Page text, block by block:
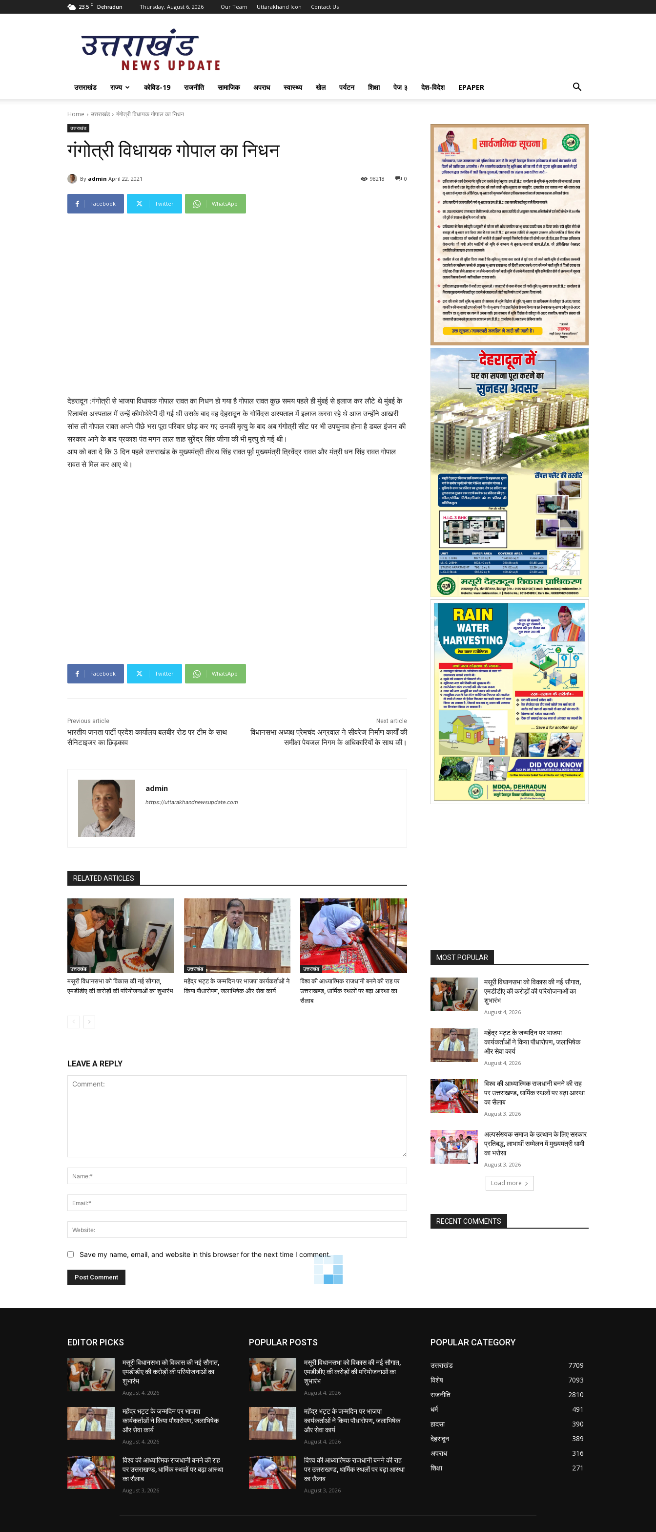
23.5 C Dehradun Thursday, August 6, 2026 Our Team Uttarakhand Icon Contact Us
Uttarakhand
News
Update
उत्तराखंड राज्य कोविड-19 राजनीति सामाजिक अपराध स्वास्थ्य खेल पर्यटन शिक्षा पेज ३ देश-विदेश EPAPER
Home उत्तराखंड गंगोत्री विधायक गोपाल का निधन
उत्तराखंड
गंगोत्री विधायक गोपाल का निधन
By admin April 22, 2021 0
98218
Facebook Twitter WhatsApp
देहरादून :गंगोत्री से भाजपा विधायक गोपाल रावत का निधन हो गया है गोपाल रावत कुछ समय पहले ही मुंबई से इलाज कर लौटे थे मुंबई के
रिलायंस अस्पताल में उन्हें कीमोथेरेपी दी गई थी उसके बाद वह देहरादून के गोविंदस अस्पताल में इलाज करवा रहे थे आज उन्होंने आखरी
सांस ली गोपाल रावत अपने पीछे भरा पूरा परिवार छोड़ कर गए उनकी मृत्यु के बाद अब गंगोत्री सीट पर भी उपचुनाव होना है डबल इंजन की
सरकार आने के बाद प्रकाश पंत मगन लाल शाह सुरेंद्र सिंह जीना की भी मृत्यु हो गई थी।
आप को बता दे कि 3 दिन पहले उत्तराखंड के मुख्यमंत्री तीरथ सिंह रावत पूर्व मुख्यमंत्री त्रिवेंद्र रावत और मंत्री धन सिंह रावत गोपाल
रावत से मिल कर आए थे।
Facebook Twitter WhatsApp
Previous article
भारतीय जनता पार्टी प्रदेश कार्यालय बलबीर रोड पर टीम के साथ
सैनिटाइजर का छिड़काव
Next article
विधानसभा अध्यक्ष प्रेमचंद अग्रवाल ने सीवरेज निर्माण कार्यों की
समीक्षा पेयजल निगम के अधिकारियों के साथ की।
admin
https://uttarakhandnewsupdate.com
RELATED ARTICLES
उत्तराखंड
मसूरी विधानसभा को विकास की नई सौगात,
एमडीडीए की करोड़ों की परियोजनाओं का शुभारंभ
उत्तराखंड
महेंद्र भट्ट के जन्मदिन पर भाजपा कार्यकर्ताओं ने
किया पौधारोपण, जलाभिषेक और सेवा कार्य
उत्तराखंड
विश्व की आध्यात्मिक राजधानी बनने की राह पर
उत्तराखण्ड, धार्मिक स्थलों पर बढ़ा आस्था का
सैलाब
LEAVE A REPLY
Save my name, email, and website in this browser for the next time I comment.
MOST POPULAR
मसूरी विधानसभा को विकास की नई सौगात,
एमडीडीए की करोड़ों की परियोजनाओं का
शुभारंभ
August 4, 2026
महेंद्र भट्ट के जन्मदिन पर भाजपा
कार्यकर्ताओं ने किया पौधारोपण, जलाभिषेक
और सेवा कार्य
August 4, 2026
विश्व की आध्यात्मिक राजधानी बनने की राह
पर उत्तराखण्ड, धार्मिक स्थलों पर बढ़ा आस्था
का सैलाब
August 3, 2026
अल्पसंख्यक समाज के उत्थान के लिए सरकार
प्रतिबद्ध, लाभार्थी सम्मेलन में मुख्यमंत्री धामी
का भरोसा
August 3, 2026
Load more
RECENT COMMENTS
EDITOR PICKS
मसूरी विधानसभा को विकास की नई सौगात,
एमडीडीए की करोड़ों की परियोजनाओं का
शुभारंभ
August 4, 2026
महेंद्र भट्ट के जन्मदिन पर भाजपा
कार्यकर्ताओं ने किया पौधारोपण, जलाभिषेक
और सेवा कार्य
August 4, 2026
विश्व की आध्यात्मिक राजधानी बनने की राह
पर उत्तराखण्ड, धार्मिक स्थलों पर बढ़ा आस्था
का सैलाब
August 3, 2026
POPULAR POSTS
मसूरी विधानसभा को विकास की नई सौगात,
एमडीडीए की करोड़ों की परियोजनाओं का
शुभारंभ
August 4, 2026
महेंद्र भट्ट के जन्मदिन पर भाजपा
कार्यकर्ताओं ने किया पौधारोपण, जलाभिषेक
और सेवा कार्य
August 4, 2026
विश्व की आध्यात्मिक राजधानी बनने की राह
पर उत्तराखण्ड, धार्मिक स्थलों पर बढ़ा आस्था
का सैलाब
August 3, 2026
POPULAR CATEGORY
उत्तराखंड
7709
विशेष
7093
राजनीति
2810
धर्म
491
हादसा
390
देहरादून
389
अपराध
316
शिक्षा
271